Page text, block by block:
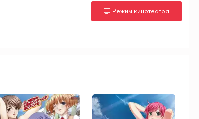
Режим кинотеатра